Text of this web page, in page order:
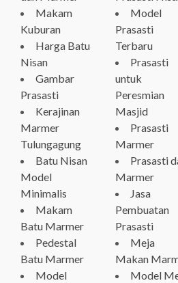
Makam
Kuburan
Harga Batu
Nisan
Gambar
Prasasti
Kerajinan
Marmer
Tulungagung
Batu Nisan
Model
Minimalis
Makam
Batu Marmer
Pedestal
Batu Marmer
Model
Model
Prasasti
Terbaru
Prasasti
untuk
Peresmian
Masjid
Prasasti
Marmer
Prasasti
Marmer
Jasa
Pembuatan
Prasasti
Meja
Makan
Model